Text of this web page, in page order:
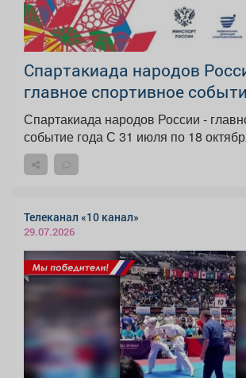
Спартакиада народов
главное спортивное
Спартакиада народов России -
событие года С 31 июля по 18
Телеканал «10 канал»
29.07.2026